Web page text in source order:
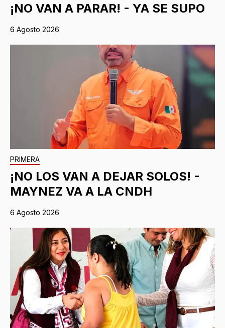
¡NO VAN A PARAR! - YA SE SUPO
6 Agosto 2026
PRIMERA
¡NO LOS VAN A DEJAR SOLOS! -
MAYNEZ VA A LA CNDH
6 Agosto 2026